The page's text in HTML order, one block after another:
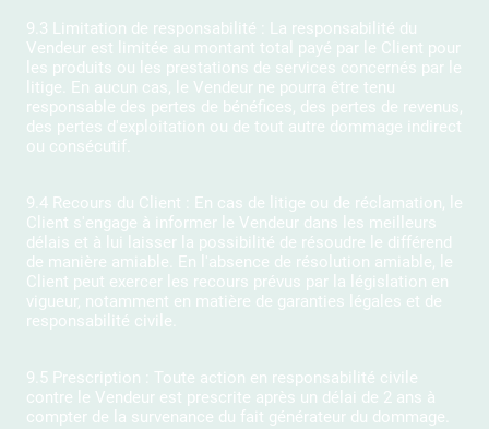
9.3 Limitation de responsabilité : La responsabilité du
Vendeur est limitée au montant total payé par le Client pour
les produits ou les prestations de services concernés par le
litige. En aucun cas, le Vendeur ne pourra être tenu
responsable des pertes de bénéfices, des pertes de revenus,
des pertes d'exploitation ou de tout autre dommage indirect
ou consécutif.
9.4 Recours du Client : En cas de litige ou de réclamation, le
Client s'engage à informer le Vendeur dans les meilleurs
délais et à lui laisser la possibilité de résoudre le différend
de manière amiable. En l'absence de résolution amiable, le
Client peut exercer les recours prévus par la législation en
vigueur, notamment en matière de garanties légales et de
responsabilité civile.
9.5 Prescription : Toute action en responsabilité civile
contre le Vendeur est prescrite après un délai de 2 ans à
compter de la survenance du fait générateur du dommage.